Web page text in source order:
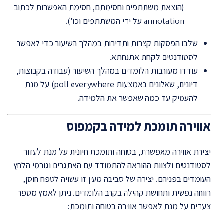
(הוצאת משתתפים וחסימתם, חסימת האפשרות לכתוב
annotation על ידי המשתתפים וכו’).
שלבו הפסקות קצרות ותדירות במהלך השיעור כדי לאפשר
לסטודנטים לקחת אתנחתא.
עודדו מעורבות הלומדים במהלך השיעור (עבודה בקבוצות,
דיונים, שאלונים באמצעות poll everywhere) על מנת
להעמיק עד כמה שאפשר את הלמידה.
אווירה תומכת למידה בקמפוס
יצירת אווירה מאפשרת, בטוחה ותומכת חיונית על מנת לעזור
לסטודנטים ולצוות ההוראה להתמודד עם האתגרים וגורמי הלחץ
העומדים בפניהם. יצירה של סביבה מעין זו עשויה לטפח חוסן,
רווחה נפשית ותחושת קהילה בקרב הלומדים. ניתן לאמץ מספר
צעדים על מנת לאפשר אווירה בטוחה ותומכת: